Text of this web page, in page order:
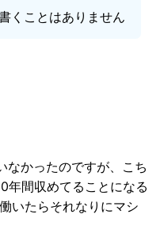
くことはありません
なかったのですが、こち
年間収めてることになる
いたらそれなりにマシ